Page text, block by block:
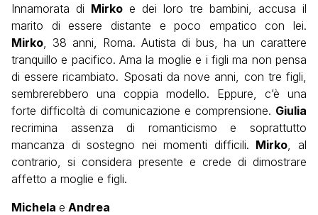
Innamorata di Mirko e dei loro tre bambini, accusa il
marito di essere distante e poco empatico con lei.
Mirko , 38 anni, Roma. Autista di bus, ha un carattere
tranquillo e pacifico. Ama la moglie e i figli ma non pensa
di essere ricambiato. Sposati da nove anni, con tre figli,
sembrerebbero una coppia modello. Eppure, c’è una
forte difficoltà di comunicazione e comprensione. Giulia
recrimina assenza di romanticismo e soprattutto
mancanza di sostegno nei momenti difficili. Mirko , al
contrario, si considera presente e crede di dimostrare
affetto a moglie e figli.
Michela e Andrea